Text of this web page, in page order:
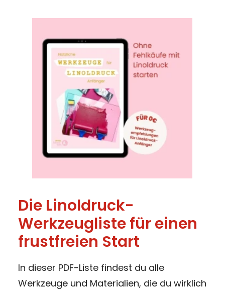
Die Linoldruck-
Werkzeugliste für einen
frustfreien Start
In dieser PDF-Liste findest du alle
Werkzeuge und Materialien, die du wirklich